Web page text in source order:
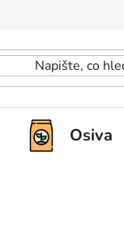
Osiva